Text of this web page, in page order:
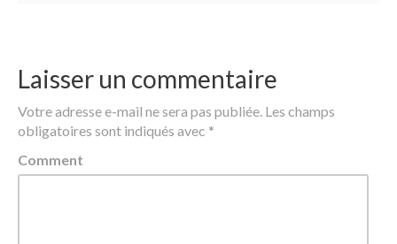
Laisser un commentaire
Votre adresse e-mail ne sera pas publiée. Les champs
obligatoires sont indiqués avec *
Comment